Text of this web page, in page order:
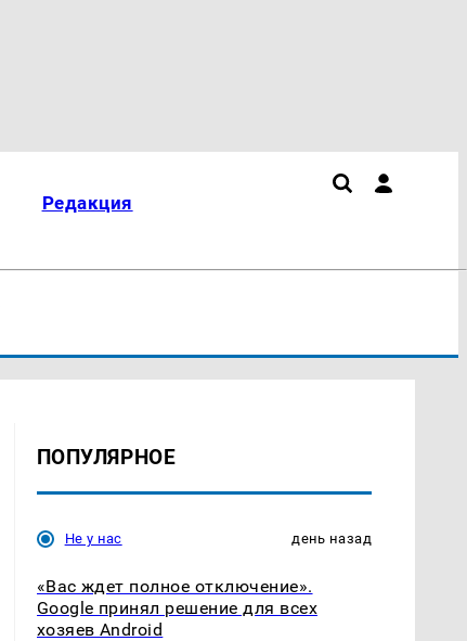
Редакция
ПОПУЛЯРНОЕ
Не у нас день назад
«Вас ждет полное отключение».
Google принял решение для всех
хозяев Android